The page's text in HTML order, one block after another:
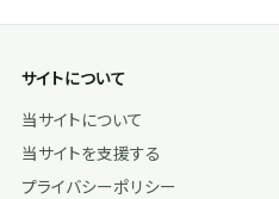
サイトについて
当サイトについて
当サイトを支援する
プライバシーポリシー